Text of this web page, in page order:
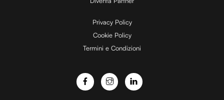
e
o
Privacy Policy
Cookie Policy
Termini e Condizioni